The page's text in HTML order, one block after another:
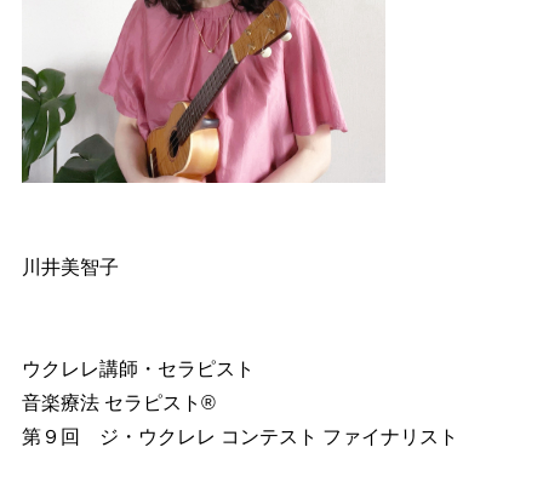
川井美智子
ウクレレ講師・セラピスト
音楽療法 セラピスト®︎
第９回 ジ・ウクレレ コンテスト ファイナリスト